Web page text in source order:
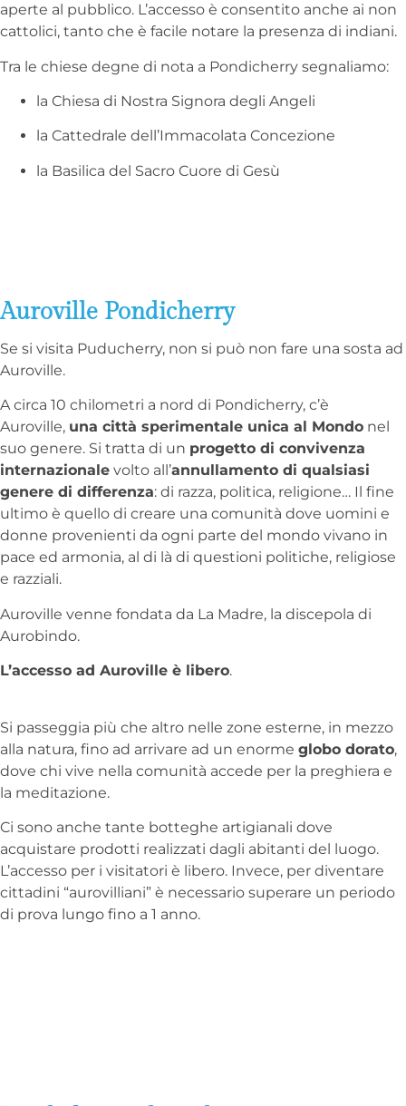
aperte al pubblico. L’accesso è consentito anche ai non
cattolici, tanto che è facile notare la presenza di indiani.
Tra le chiese degne di nota a Pondicherry segnaliamo:
la Chiesa di Nostra Signora degli Angeli
la Cattedrale dell’Immacolata Concezione
la Basilica del Sacro Cuore di Gesù
Auroville Pondicherry
Se si visita Puducherry, non si può non fare una sosta ad
Auroville.
A circa 10 chilometri a nord di Pondicherry, c’è
Auroville, una città sperimentale unica al Mondo nel
suo genere. Si tratta di un progetto di convivenza
internazionale volto all’annullamento di qualsiasi
genere di differenza: di razza, politica, religione… Il fine
ultimo è quello di creare una comunità dove uomini e
donne provenienti da ogni parte del mondo vivano in
pace ed armonia, al di là di questioni politiche, religiose
e razziali.
Auroville venne fondata da La Madre, la discepola di
Aurobindo.
L’accesso ad Auroville è libero.
Si passeggia più che altro nelle zone esterne, in mezzo
alla natura, fino ad arrivare ad un enorme globo dorato,
dove chi vive nella comunità accede per la preghiera e
la meditazione.
Ci sono anche tante botteghe artigianali dove
acquistare prodotti realizzati dagli abitanti del luogo.
L’accesso per i visitatori è libero. Invece, per diventare
cittadini “aurovilliani” è necessario superare un periodo
di prova lungo fino a 1 anno.